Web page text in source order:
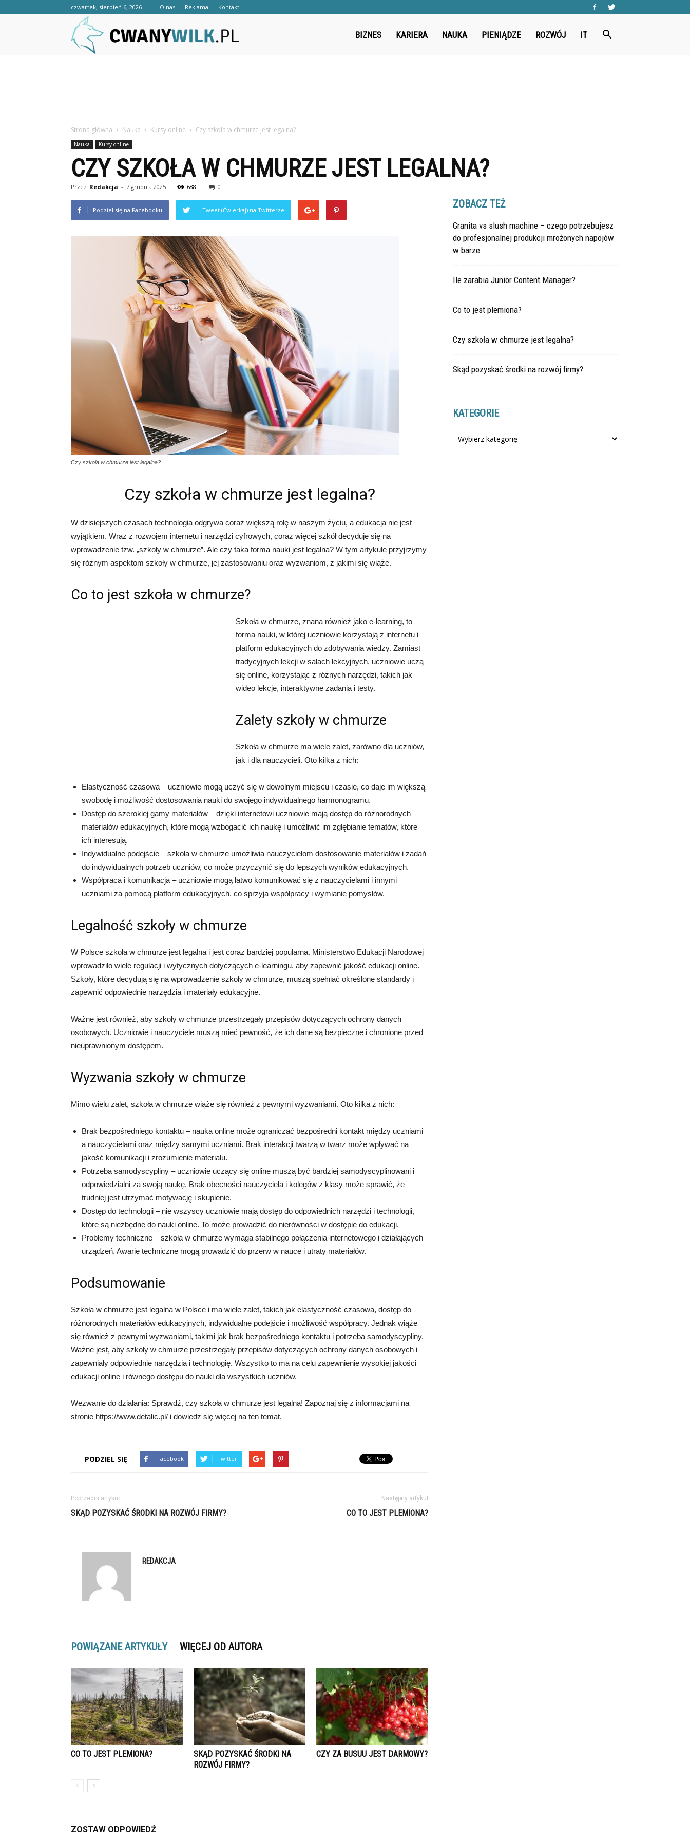
czwartek, sierpień 6, 2026 O nas Reklama Kontakt
BIZNES KARIERA NAUKA PIENIĄDZE ROZWÓJ IT
Strona główna Nauka Kursy online Czy szkoła w chmurze jest legalna?
Nauka Kursy online
CZY SZKOŁA W CHMURZE JEST LEGALNA?
Przez Redakcja - 7 grudnia 2025 688 0
Podziel się na Facebooku Tweet (Ćwierkaj) na Twitterze
Czy szkoła w chmurze jest legalna?
Czy szkoła w chmurze jest legalna?
W dzisiejszych czasach technologia odgrywa coraz większą rolę w naszym życiu, a edukacja nie jest
wyjątkiem. Wraz z rozwojem internetu i narzędzi cyfrowych, coraz więcej szkół decyduje się na
wprowadzenie tzw. „szkoły w chmurze”. Ale czy taka forma nauki jest legalna? W tym artykule przyjrzymy
się różnym aspektom szkoły w chmurze, jej zastosowaniu oraz wyzwaniom, z jakimi się wiąże.
Co to jest szkoła w chmurze?
Szkoła w chmurze, znana również jako e-learning, to
forma nauki, w której uczniowie korzystają z internetu i
platform edukacyjnych do zdobywania wiedzy. Zamiast
tradycyjnych lekcji w salach lekcyjnych, uczniowie uczą
się online, korzystając z różnych narzędzi, takich jak
wideo lekcje, interaktywne zadania i testy.
Zalety szkoły w chmurze
Szkoła w chmurze ma wiele zalet, zarówno dla uczniów,
jak i dla nauczycieli. Oto kilka z nich:
Elastyczność czasowa – uczniowie mogą uczyć się w dowolnym miejscu i czasie, co daje im większą
swobodę i możliwość dostosowania nauki do swojego indywidualnego harmonogramu.
Dostęp do szerokiej gamy materiałów – dzięki internetowi uczniowie mają dostęp do różnorodnych
materiałów edukacyjnych, które mogą wzbogacić ich naukę i umożliwić im zgłębianie tematów, które
ich interesują.
Indywidualne podejście – szkoła w chmurze umożliwia nauczycielom dostosowanie materiałów i zadań
do indywidualnych potrzeb uczniów, co może przyczynić się do lepszych wyników edukacyjnych.
Współpraca i komunikacja – uczniowie mogą łatwo komunikować się z nauczycielami i innymi
uczniami za pomocą platform edukacyjnych, co sprzyja współpracy i wymianie pomysłów.
Legalność szkoły w chmurze
W Polsce szkoła w chmurze jest legalna i jest coraz bardziej popularna. Ministerstwo Edukacji Narodowej
wprowadziło wiele regulacji i wytycznych dotyczących e-learningu, aby zapewnić jakość edukacji online.
Szkoły, które decydują się na wprowadzenie szkoły w chmurze, muszą spełniać określone standardy i
zapewnić odpowiednie narzędzia i materiały edukacyjne.
Ważne jest również, aby szkoły w chmurze przestrzegały przepisów dotyczących ochrony danych
osobowych. Uczniowie i nauczyciele muszą mieć pewność, że ich dane są bezpieczne i chronione przed
nieuprawnionym dostępem.
Wyzwania szkoły w chmurze
Mimo wielu zalet, szkoła w chmurze wiąże się również z pewnymi wyzwaniami. Oto kilka z nich:
Brak bezpośredniego kontaktu – nauka online może ograniczać bezpośredni kontakt między uczniami
a nauczycielami oraz między samymi uczniami. Brak interakcji twarzą w twarz może wpływać na
jakość komunikacji i zrozumienie materiału.
Potrzeba samodyscypliny – uczniowie uczący się online muszą być bardziej samodyscyplinowani i
odpowiedzialni za swoją naukę. Brak obecności nauczyciela i kolegów z klasy może sprawić, że
trudniej jest utrzymać motywację i skupienie.
Dostęp do technologii – nie wszyscy uczniowie mają dostęp do odpowiednich narzędzi i technologii,
które są niezbędne do nauki online. To może prowadzić do nierówności w dostępie do edukacji.
Problemy techniczne – szkoła w chmurze wymaga stabilnego połączenia internetowego i działających
urządzeń. Awarie techniczne mogą prowadzić do przerw w nauce i utraty materiałów.
Podsumowanie
Szkoła w chmurze jest legalna w Polsce i ma wiele zalet, takich jak elastyczność czasowa, dostęp do
różnorodnych materiałów edukacyjnych, indywidualne podejście i możliwość współpracy. Jednak wiąże
się również z pewnymi wyzwaniami, takimi jak brak bezpośredniego kontaktu i potrzeba samodyscypliny.
Ważne jest, aby szkoły w chmurze przestrzegały przepisów dotyczących ochrony danych osobowych i
zapewniały odpowiednie narzędzia i technologię. Wszystko to ma na celu zapewnienie wysokiej jakości
edukacji online i równego dostępu do nauki dla wszystkich uczniów.
Wezwanie do działania: Sprawdź, czy szkoła w chmurze jest legalna! Zapoznaj się z informacjami na
stronie https://www.detalic.pl/ i dowiedz się więcej na ten temat.
PODZIEL SIĘ Facebook Twitter
Poprzedni artykuł
SKĄD POZYSKAĆ ŚRODKI NA ROZWÓJ FIRMY?
Następny artykuł
CO TO JEST PLEMIONA?
REDAKCJA
POWIĄZANE ARTYKUŁY WIĘCEJ OD AUTORA
CO TO JEST PLEMIONA?
SKĄD POZYSKAĆ ŚRODKI NA
ROZWÓJ FIRMY?
CZY ZA BUSUU JEST DARMOWY?
ZOSTAW ODPOWIEDŹ
ZOBACZ TEŻ
Granita vs slush machine – czego potrzebujesz
do profesjonalnej produkcji mrożonych napojów
w barze
Ile zarabia Junior Content Manager?
Co to jest plemiona?
Czy szkoła w chmurze jest legalna?
Skąd pozyskać środki na rozwój firmy?
KATEGORIE
Kategorie